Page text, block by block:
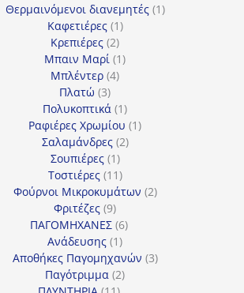
προϊόντα
Θερμαινόμενοι διανεμητές 11
Καφετιέρες 11
προϊόν
Κρεπιέρες 22
προϊόντα
Μπαιν Μαρί 11
Μπλέντερ 44
Πλατώ 33
προϊόντα
Πολυκοπτικά 11
προϊόν
Ραφιέρες Χρωμίου 11
Σαλαμάνδρες 22
Σουπιέρες 11
προϊόν
Τοστιέρες 1111
προϊόντα
Φούρνοι Μικροκυμάτων 22
Φριτέζες 99
προϊόντα
ΠΑΓΟΜΗΧΑΝΕΣ 66
Ανάδευσης 11
προϊόν
Αποθήκες Παγομηχανών 33
Παγότριμμα 22